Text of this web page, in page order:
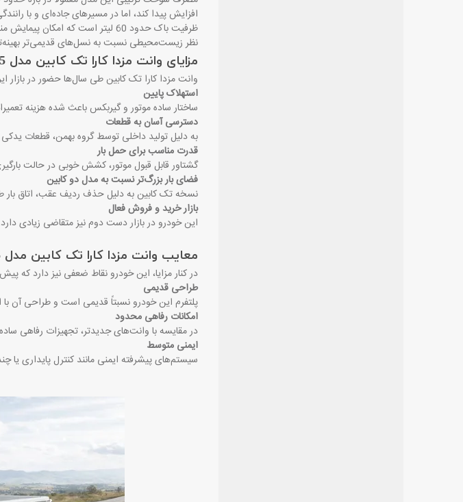
افزایش پیدا کند، اما در مسیرهای جاده‌ای و با
نظر زیست‌محیطی نسبت به نسل‌های قدیمی‌تر
مزایای وانت مزدا کارا تک کابین مدل 1405
وانت مزدا کارا تک کابین طی سال‌ها حضور در بازار
استهلاک پایین
ساختار ساده موتور و گیربکس باعث شده هزینه
دسترسی آسان به قطعات
به دلیل تولید داخلی توسط گروه بهمن، قطعات یدکی
قدرت مناسب برای حمل بار
گشتاور قابل قبول موتور، کشش خوبی در حالت
فضای بار بزرگ‌تر نسبت به مدل دو کابین
نسخه تک کابین به دلیل حذف ردیف عقب، اتاق بار
بازار خرید و فروش فعال
این خودرو در بازار دست دوم نیز متقاضی زیادی
معایب وانت مزدا کارا تک کابین مدل 1405
در کنار مزایا، این خودرو نقاط ضعفی نیز دارد که
طراحی قدیمی
پلتفرم این خودرو نسبتاً قدیمی است و طراحی آن با
امکانات رفاهی محدود
در مقایسه با وانت‌های جدیدتر، تجهیزات رفاهی
ایمنی متوسط
سیستم‌های پیشرفته ایمنی مانند کنترل پایداری یا